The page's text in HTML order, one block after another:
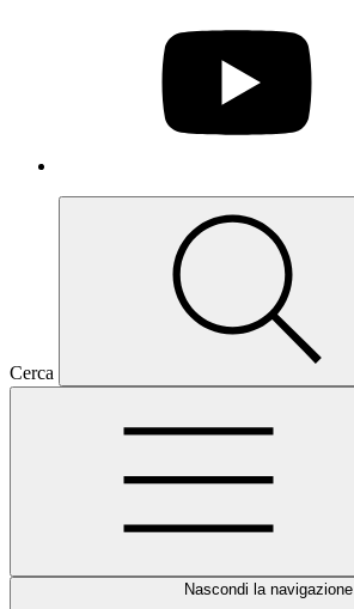
Cerca
Nascondi la navigazione